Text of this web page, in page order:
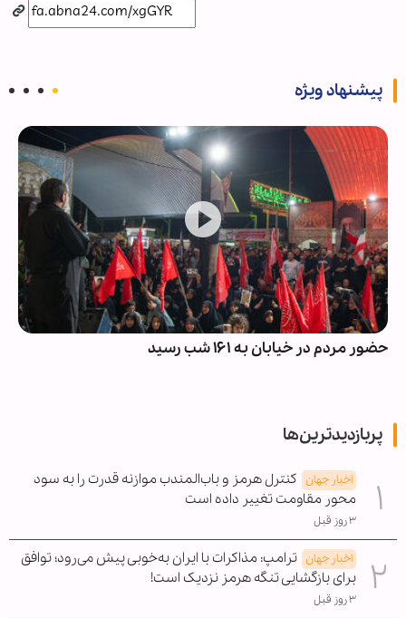
پیشنهاد ویژه
حضور مردم در خیابان به ۱۶۱ شب رسید
پربازدیدترین‌ها
اخبار جهان کنترل هرمز و باب‌المندب موازنه قدرت را به سود
محور مقاومت تغییر داده است
۳ روز قبل
اخبار جهان ترامپ: مذاکرات با ایران به‌خوبی پیش می‌رود؛ توافق
برای بازگشایی تنگه هرمز نزدیک است!
۳ روز قبل